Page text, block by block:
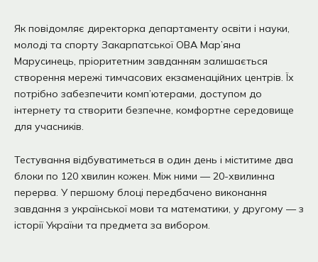
Як повідомляє директорка департаменту освіти і науки,
молоді та спорту Закарпатської ОВА Мар’яна
Марусинець, пріоритетним завданням залишається
створення мережі тимчасових екзаменаційних центрів. Їх
потрібно забезпечити комп’ютерами, доступом до
інтернету та створити безпечне, комфортне середовище
для учасників.
Тестування відбуватиметься в один день і міститиме два
блоки по 120 хвилин кожен. Між ними — 20-хвилинна
перерва. У першому блоці передбачено виконання
завдання з української мови та математики, у другому — з
історії України та предмета за вибором.